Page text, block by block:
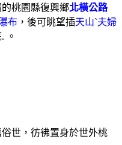
桃園縣復興鄉北橫公路
布 ，後可眺望插天山ˋ夫婦
。
世，彷彿置身於世外桃